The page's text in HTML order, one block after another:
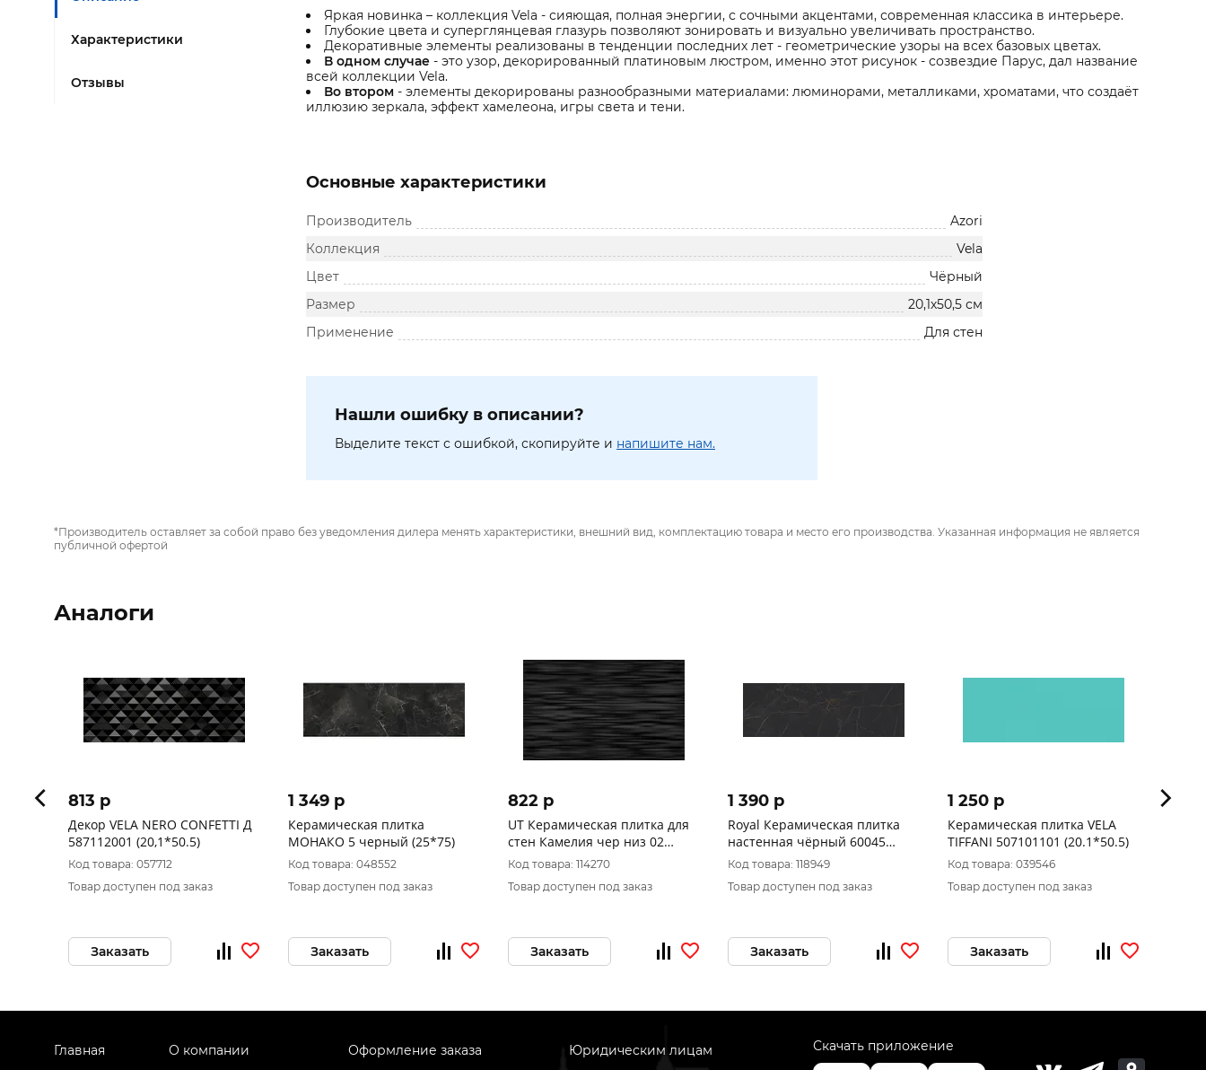
Характеристики
Отзывы
Яркая новинка – коллекция Vela - сияющая, полная энергии, с сочными акцентами, современная классика в интерьере.
Глубокие цвета и суперглянцевая глазурь позволяют зонировать и визуально увеличивать пространство.
Декоративные элементы реализованы в тенденции последних лет - геометрические узоры на всех базовых цветах.
В одном случае - это узор, декорированный платиновым люстром, именно этот рисунок - созвездие Парус, дал название
всей коллекции Vela.
Во втором - элементы декорированы разнообразными материалами: люминорами, металликами, хроматами, что создаёт
иллюзию зеркала, эффект хамелеона, игры света и тени.
Основные характеристики
Производитель
Azori
Коллекция
Vela
Цвет
Чёрный
Размер
20,1х50,5 см
Применение
Для стен
Нашли ошибку в описании?
Выделите текст с ошибкой, скопируйте и напишите нам.
*Производитель оставляет за собой право без уведомления дилера менять характеристики, внешний вид, комплектацию товара и место его производства. Указанная информация не является
публичной офертой
Аналоги
813 p
Декор VELA NERO CONFETTI Д
587112001 (20,1*50.5)
Код товара: 057712
Товар доступен под заказ
Заказать
1 349 p
Керамическая плитка
МОНАКО 5 черный (25*75)
Код товара: 048552
Товар доступен под заказ
Заказать
822 p
UT Керамическая плитка для
стен Камелия чер низ 02
250х400 (1-й сорт)
Код товара: 114270
Товар доступен под заказ
Заказать
1 390 p
Royal Керамическая плитка
настенная чёрный 60045
20х60
Код товара: 118949
Товар доступен под заказ
Заказать
1 250 p
Керамическая плитка VELA
TIFFANI 507101101 (20.1*50.5)
Код товара: 039546
Товар доступен под заказ
Заказать
1
Главная
О компании
Оформление заказа
Юридическим лицам
Скачать приложение